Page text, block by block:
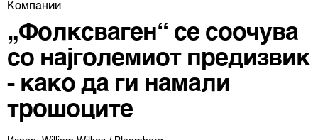
Компании
„Фолксваген“ се соочува
со најголемиот предизвик
- како да ги намали
трошоците